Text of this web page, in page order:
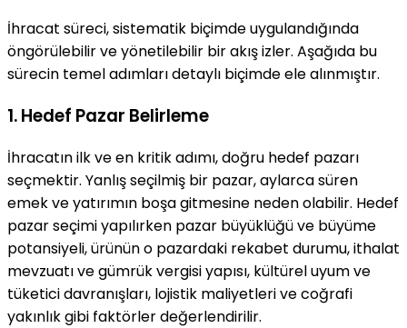
İhracat süreci, sistematik biçimde uygulandığında
öngörülebilir ve yönetilebilir bir akış izler. Aşağıda bu
sürecin temel adımları detaylı biçimde ele alınmıştır.
1. Hedef Pazar Belirleme
İhracatın ilk ve en kritik adımı, doğru hedef pazarı
seçmektir. Yanlış seçilmiş bir pazar, aylarca süren
emek ve yatırımın boşa gitmesine neden olabilir. Hedef
pazar seçimi yapılırken pazar büyüklüğü ve büyüme
potansiyeli, ürünün o pazardaki rekabet durumu, ithalat
mevzuatı ve gümrük vergisi yapısı, kültürel uyum ve
tüketici davranışları, lojistik maliyetleri ve coğrafi
yakınlık gibi faktörler değerlendirilir.